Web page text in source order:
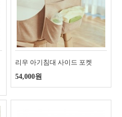
리우 아기침대 사이드 포켓
54,000원